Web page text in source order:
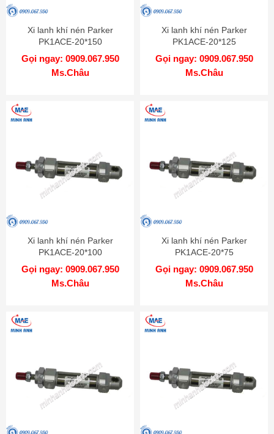
Xi lanh khí nén Parker
PK1ACE-20*150
Gọi ngay: 0909.067.950
Ms.Châu
Xi lanh khí nén Parker
PK1ACE-20*125
Gọi ngay: 0909.067.950
Ms.Châu
Xi lanh khí nén Parker
PK1ACE-20*100
Gọi ngay: 0909.067.950
Ms.Châu
Xi lanh khí nén Parker
PK1ACE-20*75
Gọi ngay: 0909.067.950
Ms.Châu